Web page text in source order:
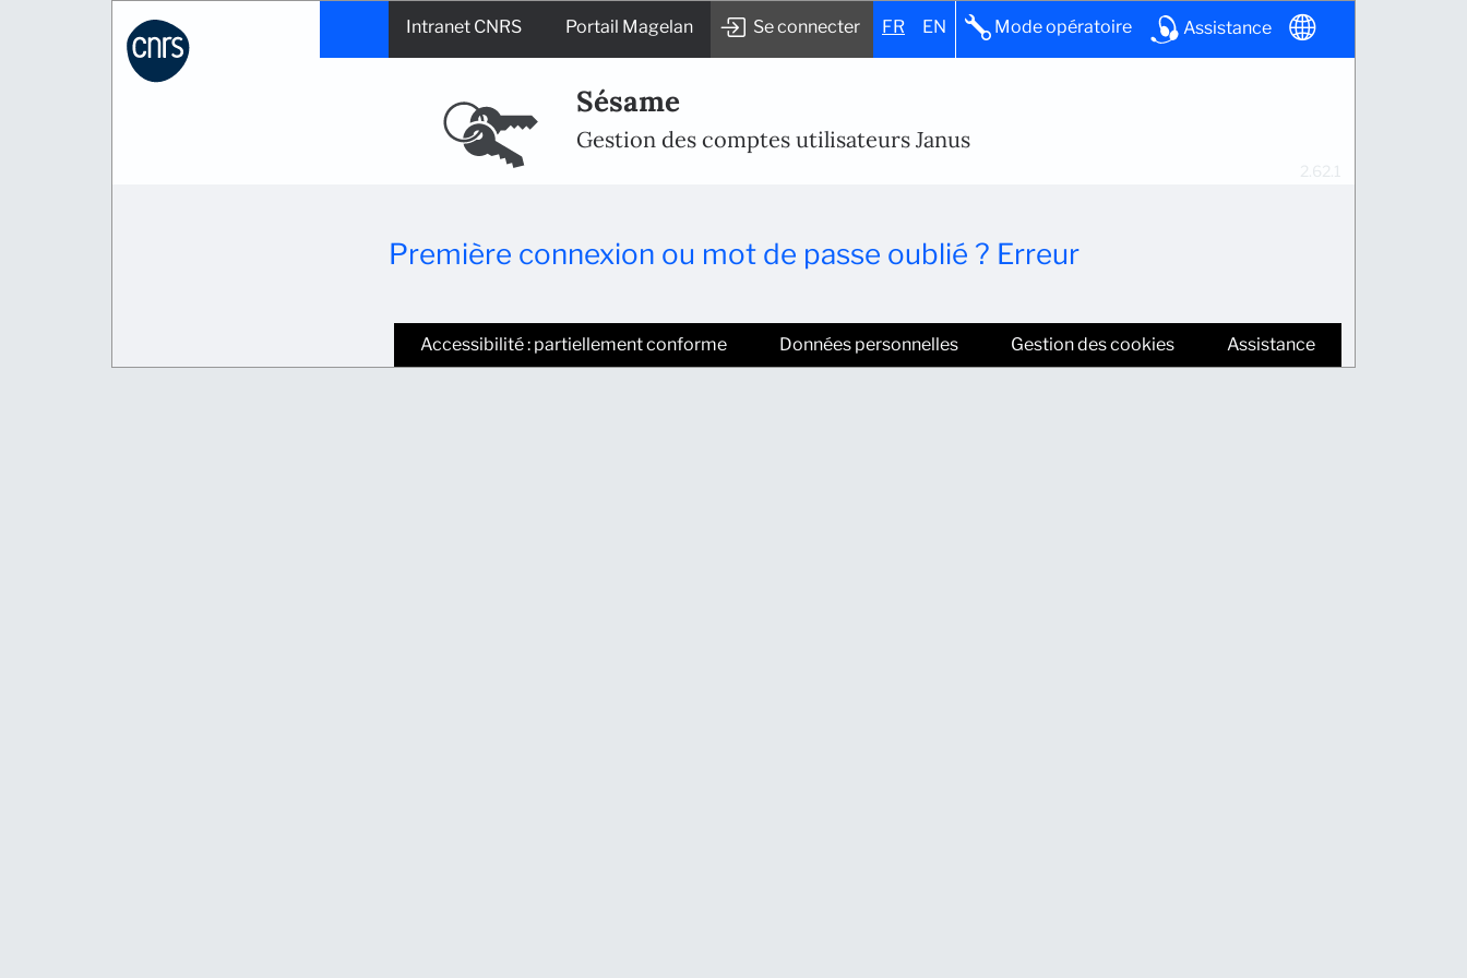
Intranet CNRS Portail Magelan Se connecter FR EN Mode opératoire Assistance
Sésame
Gestion des comptes utilisateurs Janus
2.62.1
Première connexion ou mot de passe oublié ? Erreur
Assistance
Gestion des cookies
Données personnelles
Accessibilité : partiellement conforme